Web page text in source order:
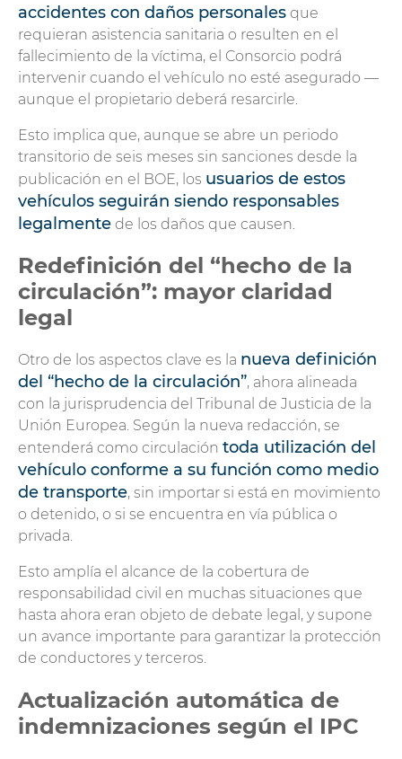
accidentes con daños personales que
requieran asistencia sanitaria o resulten en el
fallecimiento de la víctima, el Consorcio podrá
intervenir cuando el vehículo no esté asegurado —
aunque el propietario deberá resarcirle.
Esto implica que, aunque se abre un periodo
transitorio de seis meses sin sanciones desde la
publicación en el BOE, los usuarios de estos
vehículos seguirán siendo responsables
legalmente de los daños que causen.
Redefinición del “hecho de la
circulación”: mayor claridad
legal
Otro de los aspectos clave es la nueva definición
del “hecho de la circulación”, ahora alineada
con la jurisprudencia del Tribunal de Justicia de la
Unión Europea. Según la nueva redacción, se
entenderá como circulación toda utilización del
vehículo conforme a su función como medio
de transporte, sin importar si está en movimiento
o detenido, o si se encuentra en vía pública o
privada.
Esto amplía el alcance de la cobertura de
responsabilidad civil en muchas situaciones que
hasta ahora eran objeto de debate legal, y supone
un avance importante para garantizar la protección
de conductores y terceros.
Actualización automática de
indemnizaciones según el IPC